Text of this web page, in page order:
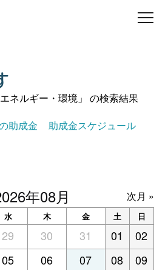
会員登録
ネルギー・環境」 の検索結果
助成金
助成金スケジュール
年08月 次月 »
水 木 金 土 日
29 30 31 01
02
05 06 07 08
09